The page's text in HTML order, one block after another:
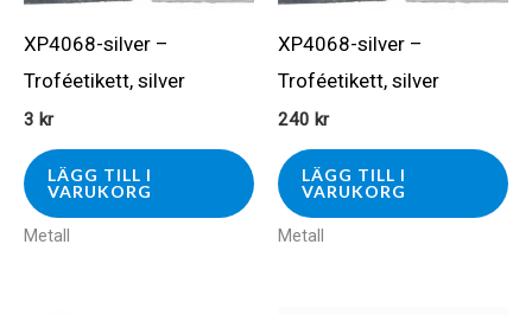
XP4068-silver –
Troféetikett, silver
3 kr
LÄGG TILL I
VARUKORG
Metall
XP4068-silver –
Troféetikett, silver
240 kr
LÄGG TILL I
VARUKORG
Metall